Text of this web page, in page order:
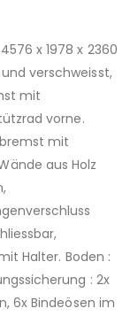
x 1978 x 2360
verschweisst,
mit
vorne.
mit
aus Holz
Halter. Boden :
: 2x
6x Bindeösen im